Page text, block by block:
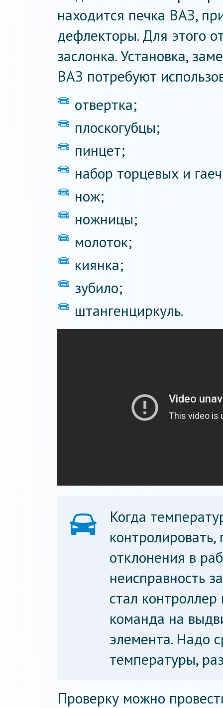
находится печка ВАЗ,
дефлекторы. Для этого
заслонка. Установка,
ВАЗ потребуют
отвертка;
плоскогубцы;
пинцет;
набор торцевых и
нож;
ножницы;
молоток;
киянка;
зубило;
штангенциркуль.
Когда
отклонения в
неисправность
стал
команда на
элемента. Надо
температуры,
Проверку можно